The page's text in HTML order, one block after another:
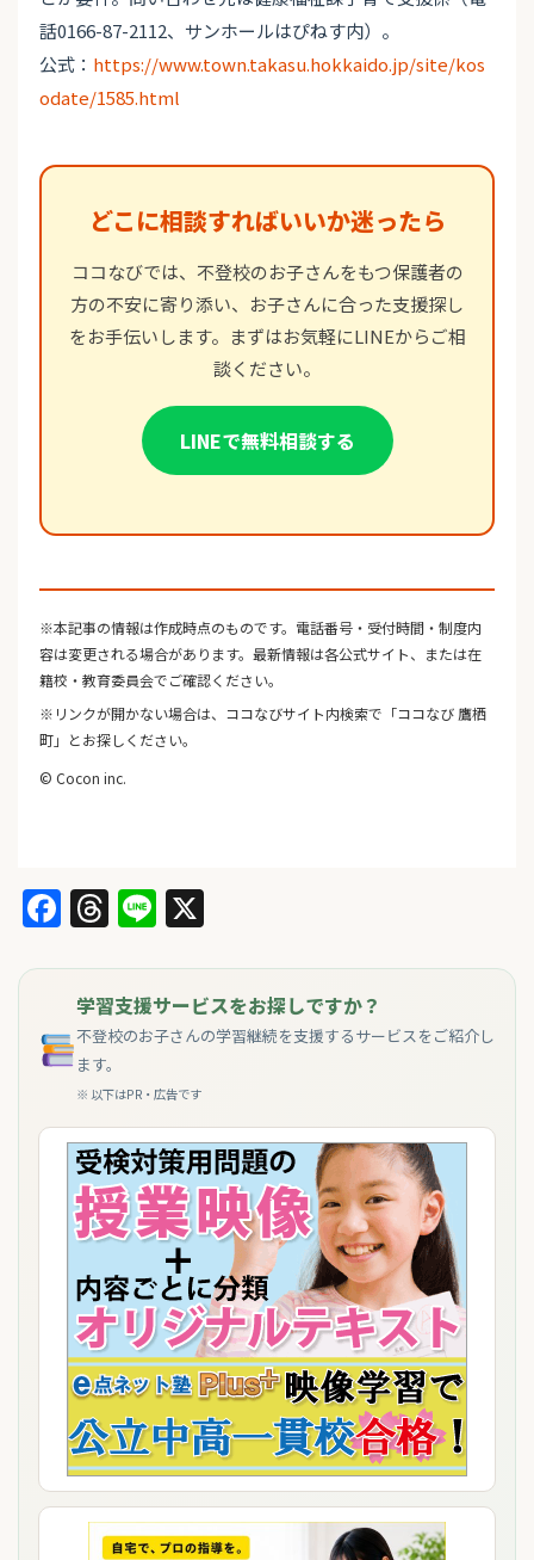
話0166-87-2112、サンホールはぴねす内）。
公式： https://www.town.takasu.hokkaido.jp/site/kos
odate/1585.html
どこに相談すればいいか迷ったら
ココなびでは、不登校のお子さんをもつ保護者の
方の不安に寄り添い、お子さんに合った支援探し
をお手伝いします。まずはお気軽にLINEからご相
談ください。
LINEで無料相談する
※本記事の情報は作成時点のものです。電話番号・受付時間・制度内
容は変更される場合があります。最新情報は各公式サイト、または在
籍校・教育委員会でご確認ください。
※リンクが開かない場合は、ココなびサイト内検索で「ココなび 鷹栖
町」とお探しください。
© Cocon inc.
Facebook
Threads
Line
学習支援サービスをお探しですか？
不登校のお子さんの学習継続を支援するサービスをご紹介し
ます。
※ 以下はPR・広告です